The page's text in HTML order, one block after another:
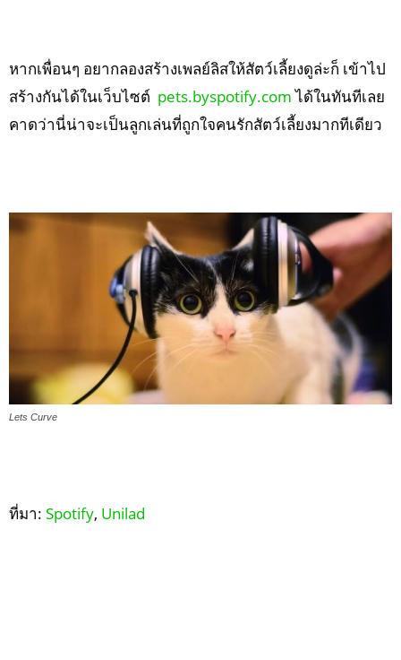
หากเพื่อนๆ อยากลองสร้างเพลย์ลิสให้สัตว์เลี้ยงดูล่ะก็ เข้าไป
สร้างกันได้ในเว็บไซต์ pets.byspotify.comได้ในทันทีเลย
คาดว่านี่น่าจะเป็นลูกเล่นที่ถูกใจคนรักสัตว์เลี้ยงมากทีเดียว
Lets Curve
ที่มา: Spotify, Unilad